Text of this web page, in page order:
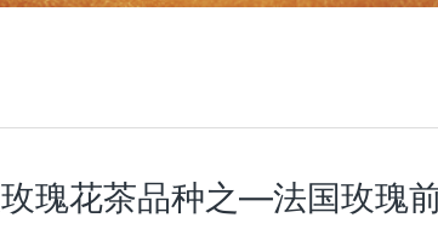
瑰花茶品种之—法国玫瑰